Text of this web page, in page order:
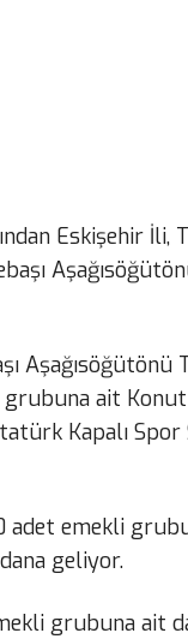
Eskişehir İli,
Aşağısöğütönü
ait Konut
Kapalı Spor
adet emekli
geliyor.
grubuna ait